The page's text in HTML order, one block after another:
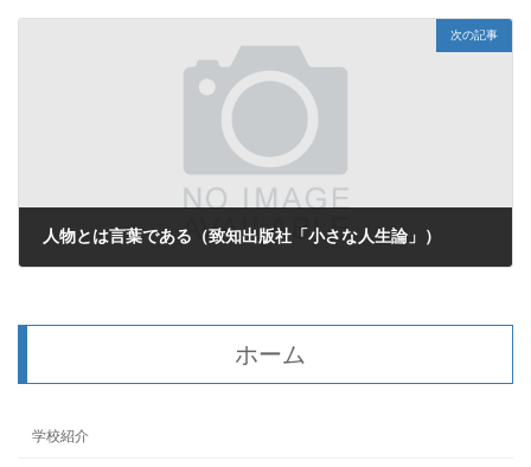
次の記事
人物とは言葉である（致知出版社「小さな人生論」）
ホーム
学校紹介